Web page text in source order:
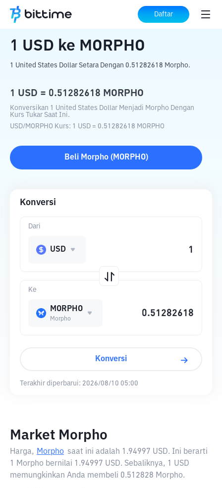
Daftar
Beranda Konverter Kripto ke MORPHO
1 USD ke MORPHO
1 United States Dollar Setara Dengan 0.51282618 Morpho.
1 USD = 0.51282618 MORPHO
Konversikan 1 United States Dollar Menjadi Morpho Dengan
Kurs Tukar Saat Ini.
USD/MORPHO Kurs: 1 USD = 0.51282618 MORPHO
Beli Morpho( MORPHO)
Konversi
Ke
MORPHO
Morpho
Dari
USD
Konversi
Terakhir diperbarui: 2026/08/10 05:00
Market Morpho
Harga, Morpho saat ini adalah 1.94997 USD. Ini berarti
1 Morpho bernilai 1.94997 USD. Sebaliknya, 1 USD
memungkinkan Anda membeli 0.512828 Morpho.